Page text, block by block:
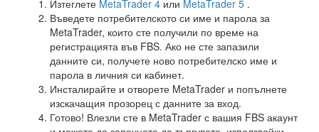
Изтеглете MetaTrader 4 или MetaTrader 5 .
Въведете потребителското си име и парола за
MetaTrader, които сте получили по време на
регистрацията във FBS. Ако не сте запазили
данните си, получете ново потребителско име и
парола в личния си кабинет.
Инсталирайте и отворете MetaTrader и попълнете
изскачащия прозорец с данните за вход.
Готово! Влезли сте в MetaTrader с вашия FBS акаунт